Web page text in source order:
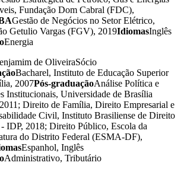
Fundação Dom Cabral (FDC),
Gestão de Negócios no Setor Elétrico,
Getulio Vargas (FGV), 2019IdiomasInglês
Energia
de OliveiraSócio
Bacharel, Instituto de Educação Superior
2007Pós-graduaçãoAnálise Política e
Institucionais, Universidade de Brasília
Direito de Família, Direito Empresarial e
Civil, Instituto Brasiliense de Direito
IDP, 2018; Direito Público, Escola da
do Distrito Federal (ESMA-DF),
Espanhol, Inglês
Administrativo, Tributário